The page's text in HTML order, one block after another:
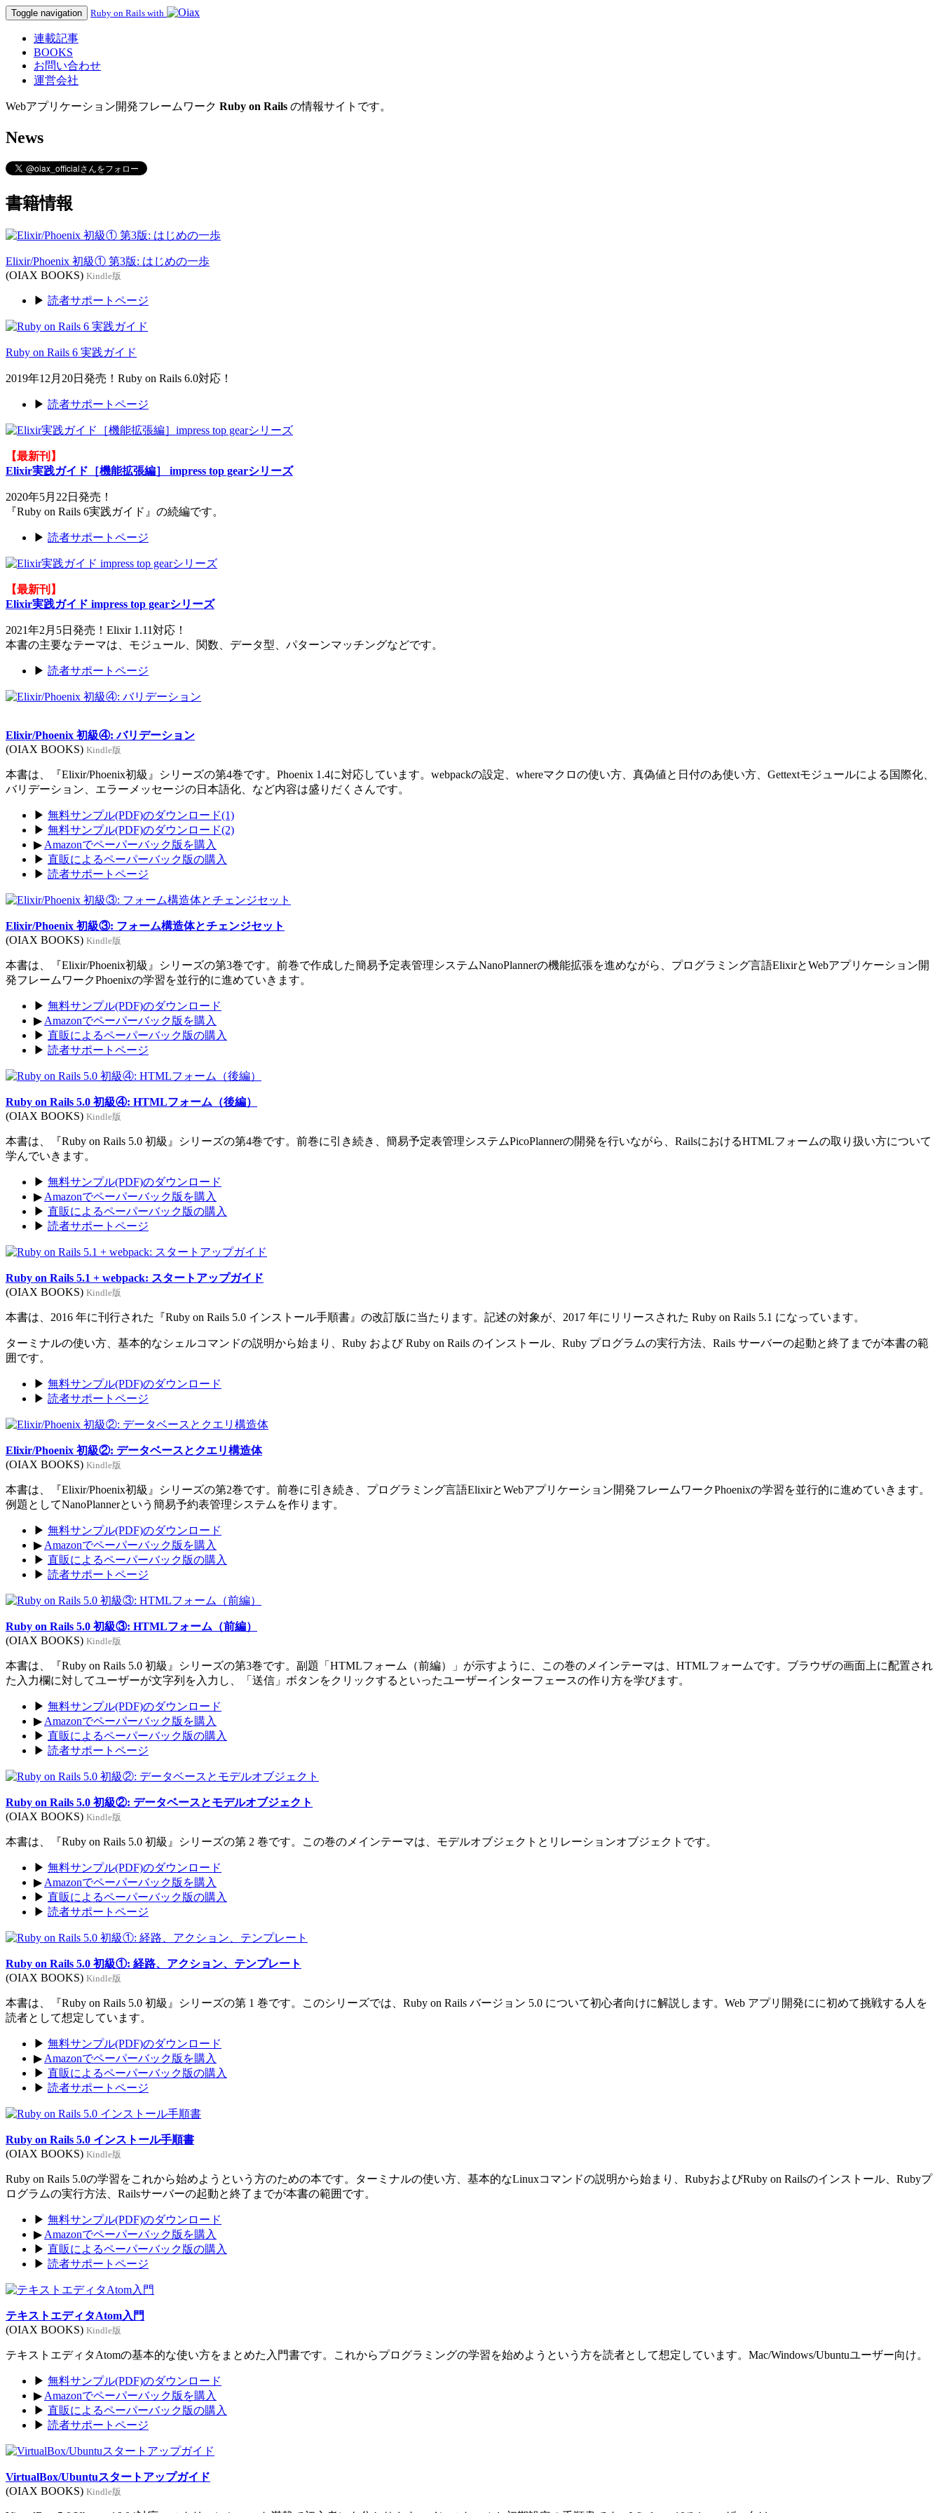
Toggle navigation Ruby on Rails with
連載記事
BOOKS
お問い合わせ
運営会社
Webアプリケーション開発フレームワーク Ruby on Rails の情報サイトです。
News
書籍情報
Elixir/Phoenix 初級① 第3版: はじめの一歩
(OIAX BOOKS) Kindle版
▶ 読者サポートページ
Ruby on Rails 6 実践ガイド
2019年12月20日発売！Ruby on Rails 6.0対応！
▶ 読者サポートページ
【最新刊】
Elixir実践ガイド［機能拡張編］ impress top gearシリーズ
2020年5月22日発売！
『Ruby on Rails 6実践ガイド』の続編です。
▶ 読者サポートページ
【最新刊】
Elixir実践ガイド impress top gearシリーズ
2021年2月5日発売！Elixir 1.11対応！
本書の主要なテーマは、モジュール、関数、データ型、パターンマッチングなどです。
▶ 読者サポートページ
Elixir/Phoenix 初級④: バリデーション
(OIAX BOOKS) Kindle版
本書は、『Elixir/Phoenix初級』シリーズの第4巻です。Phoenix 1.4に対応しています。webpackの設定、whereマクロの使い方、真偽値と日付のあ使い方、Gettextモジュールによる国際化、
バリデーション、エラーメッセージの日本語化、など内容は盛りだくさんです。
▶ 無料サンプル(PDF)のダウンロード(1)
▶ 無料サンプル(PDF)のダウンロード(2)
▶ Amazonでペーパーバック版を購入
▶ 直販によるペーパーバック版の購入
▶ 読者サポートページ
Elixir/Phoenix 初級③: フォーム構造体とチェンジセット
(OIAX BOOKS) Kindle版
本書は、『Elixir/Phoenix初級』シリーズの第3巻です。前巻で作成した簡易予定表管理システムNanoPlannerの機能拡張を進めながら、プログラミング言語ElixirとWebアプリケーション開
発フレームワークPhoenixの学習を並行的に進めていきます。
▶ 無料サンプル(PDF)のダウンロード
▶ Amazonでペーパーバック版を購入
▶ 直販によるペーパーバック版の購入
▶ 読者サポートページ
Ruby on Rails 5.0 初級④: HTMLフォーム（後編）
(OIAX BOOKS) Kindle版
本書は、『Ruby on Rails 5.0 初級』シリーズの第4巻です。前巻に引き続き、簡易予定表管理システムPicoPlannerの開発を行いながら、RailsにおけるHTMLフォームの取り扱い方について
学んでいきます。
▶ 無料サンプル(PDF)のダウンロード
▶ Amazonでペーパーバック版を購入
▶ 直販によるペーパーバック版の購入
▶ 読者サポートページ
Ruby on Rails 5.1 + webpack: スタートアップガイド
(OIAX BOOKS) Kindle版
本書は、2016 年に刊行された『Ruby on Rails 5.0 インストール手順書』の改訂版に当たります。記述の対象が、2017 年にリリースされた Ruby on Rails 5.1 になっています。
ターミナルの使い方、基本的なシェルコマンドの説明から始まり、Ruby および Ruby on Rails のインストール、Ruby プログラムの実行方法、Rails サーバーの起動と終了までが本書の範
囲です。
▶ 無料サンプル(PDF)のダウンロード
▶ 読者サポートページ
Elixir/Phoenix 初級②: データベースとクエリ構造体
(OIAX BOOKS) Kindle版
本書は、『Elixir/Phoenix初級』シリーズの第2巻です。前巻に引き続き、プログラミング言語ElixirとWebアプリケーション開発フレームワークPhoenixの学習を並行的に進めていきます。
例題としてNanoPlannerという簡易予約表管理システムを作ります。
▶ 無料サンプル(PDF)のダウンロード
▶ Amazonでペーパーバック版を購入
▶ 直販によるペーパーバック版の購入
▶ 読者サポートページ
Ruby on Rails 5.0 初級③: HTMLフォーム（前編）
(OIAX BOOKS) Kindle版
本書は、『Ruby on Rails 5.0 初級』シリーズの第3巻です。副題「HTMLフォーム（前編）」が示すように、この巻のメインテーマは、HTMLフォームです。ブラウザの画面上に配置され
た入力欄に対してユーザーが文字列を入力し、「送信」ボタンをクリックするといったユーザーインターフェースの作り方を学びます。
▶ 無料サンプル(PDF)のダウンロード
▶ Amazonでペーパーバック版を購入
▶ 直販によるペーパーバック版の購入
▶ 読者サポートページ
Ruby on Rails 5.0 初級②: データベースとモデルオブジェクト
(OIAX BOOKS) Kindle版
本書は、『Ruby on Rails 5.0 初級』シリーズの第 2 巻です。この巻のメインテーマは、モデルオブジェクトとリレーションオブジェクトです。
▶ 無料サンプル(PDF)のダウンロード
▶ Amazonでペーパーバック版を購入
▶ 直販によるペーパーバック版の購入
▶ 読者サポートページ
Ruby on Rails 5.0 初級①: 経路、アクション、テンプレート
(OIAX BOOKS) Kindle版
本書は、『Ruby on Rails 5.0 初級』シリーズの第 1 巻です。このシリーズでは、Ruby on Rails バージョン 5.0 について初心者向けに解説します。Web アプリ開発にに初めて挑戦する人を
読者として想定しています。
▶ 無料サンプル(PDF)のダウンロード
▶ Amazonでペーパーバック版を購入
▶ 直販によるペーパーバック版の購入
▶ 読者サポートページ
Ruby on Rails 5.0 インストール手順書
(OIAX BOOKS) Kindle版
Ruby on Rails 5.0の学習をこれから始めようという方のための本です。ターミナルの使い方、基本的なLinuxコマンドの説明から始まり、RubyおよびRuby on Railsのインストール、Rubyプ
ログラムの実行方法、Railsサーバーの起動と終了までが本書の範囲です。
▶ 無料サンプル(PDF)のダウンロード
▶ Amazonでペーパーバック版を購入
▶ 直販によるペーパーバック版の購入
▶ 読者サポートページ
テキストエディタAtom入門
(OIAX BOOKS) Kindle版
テキストエディタAtomの基本的な使い方をまとめた入門書です。これからプログラミングの学習を始めようという方を読者として想定しています。Mac/Windows/Ubuntuユーザー向け。
▶ 無料サンプル(PDF)のダウンロード
▶ Amazonでペーパーバック版を購入
▶ 直販によるペーパーバック版の購入
▶ 読者サポートページ
VirtualBox/Ubuntuスタートアップガイド
(OIAX BOOKS) Kindle版